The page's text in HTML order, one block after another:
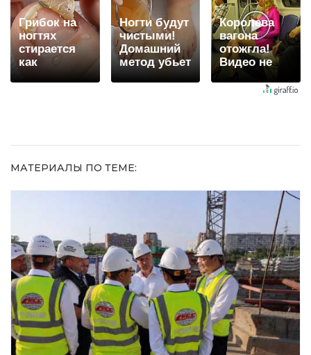
Грибок на
ногтях
стирается
как
ластиком!
Ногти будут
чистыми!
Домашний
метод убьет
грибок,
Королева
вагона
отожгла!
Видео не
оставит
равнодушным
МАТЕРИАЛЫ ПО ТЕМЕ: